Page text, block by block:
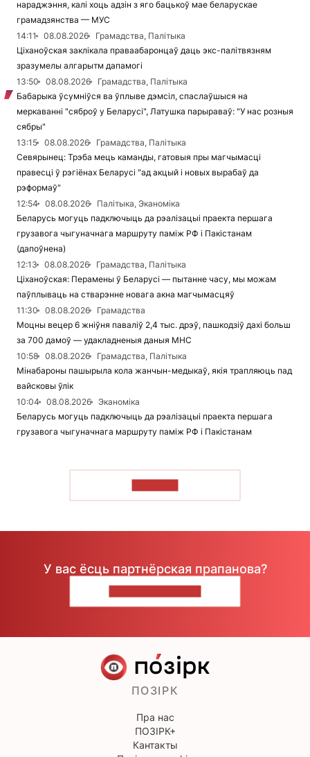
нараджэння, калі хоць адзін з яго бацькоў мае беларускае
грамадзянства — МУС
14:11
08.08.2026
Грамадства, Палітыка
Ціханоўская заклікала праваабаронцаў даць экс-палітвязням
зразумелы алгарытм дапамогі
13:50
08.08.2026
Грамадства, Палітыка
Бабарыка ўсумніўся ва ўплыве дэмсіл, спаслаўшыся на
меркаванні "сяброў у Беларусі", Латушка парыраваў: "У нас розныя
сябры"
13:15
08.08.2026
Грамадства, Палітыка
Севярынец: Трэба мець каманды, гатовыя пры магчымасці
правесці ў рэгіёнах Беларусі "ад акцый і новых вырабаў да
рэформаў"
12:54
08.08.2026
Палітыка, Эканоміка
Беларусь могуць падключыць да рэалізацыі праекта першага
грузавога чыгуначнага маршруту паміж РФ і Пакістанам
(дапоўнена)
12:13
08.08.2026
Грамадства, Палітыка
Ціханоўская: Перамены ў Беларусі — пытанне часу, мы можам
паўплываць на стварэнне новага акна магчымасцяў
11:30
08.08.2026
Грамадства
Моцны вецер 6 жніўня паваліў 2,4 тыс. дрэў, пашкодзіў дахі больш
за 700 дамоў — удакладненыя даныя МНС
10:58
08.08.2026
Грамадства, Палітыка
Мінабароны пашырыла кола жанчын-медыкаў, якія трапляюць пад
вайсковы ўлік
10:04
08.08.2026
Эканоміка
Беларусь могуць падключыць да рэалізацыі праекта першага
грузавога чыгуначнага маршруту паміж РФ і Пакістанам
У вас ёсць партнёрская прапанова?
ПОЗІРК
Пра нас
ПОЗІРК+
Кантакты